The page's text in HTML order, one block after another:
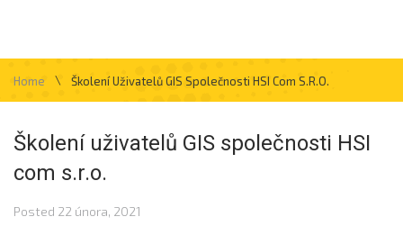
Home \ Školení Uživatelů GIS Společnosti HSI Com S.r.o.
Školení uživatelů GIS společnosti HSI
com s.r.o.
Posted 22 února, 2021